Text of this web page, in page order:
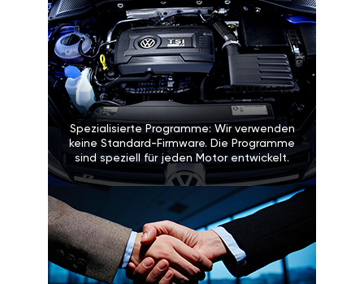
Spezialisierte Programme: Wir verwenden
keine Standard-Firmware. Die Programme
sind speziell für jeden Motor entwickelt.